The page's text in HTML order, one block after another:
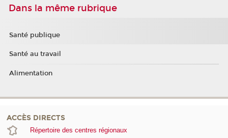
Dans la même rubrique
Santé publique
Santé au travail
Alimentation
ACCÈS DIRECTS
Répertoire des centres régionaux